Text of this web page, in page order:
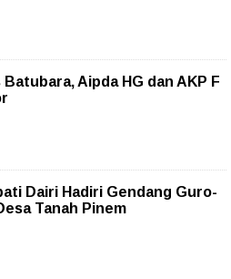
Aipda HG dan AKP F
Dairi Hadiri Gendang Guro-
Tanah Pinem